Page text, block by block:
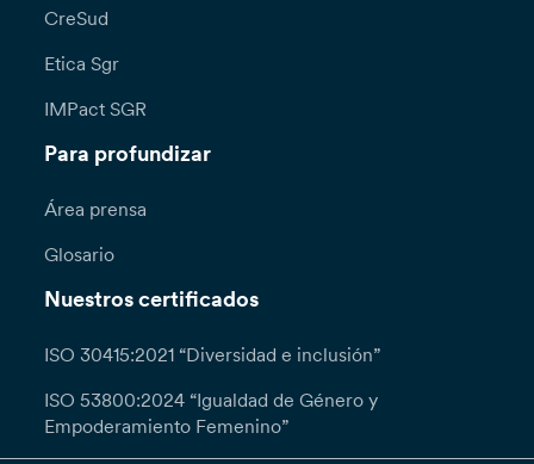
CreSud
Etica Sgr
IMPact SGR
Para profundizar
Área prensa
Glosario
Nuestros certificados
ISO 30415:2021 “Diversidad e inclusión”
ISO 53800:2024 “Igualdad de Género y
Empoderamiento Femenino”